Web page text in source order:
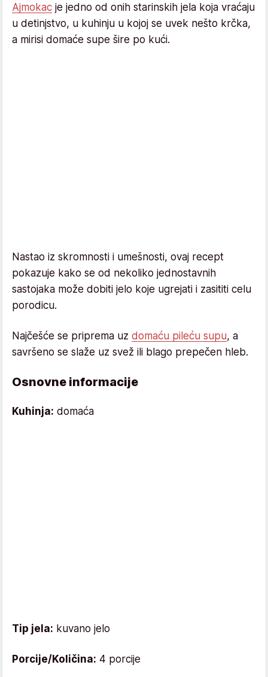
Ajmokac je jedno od onih starinskih jela koja vraćaju
u detinjstvo, u kuhinju u kojoj se uvek nešto krčka,
a mirisi domaće supe šire po kući.
Nastao iz skromnosti i umešnosti, ovaj recept
pokazuje kako se od nekoliko jednostavnih
sastojaka može dobiti jelo koje ugrejati i zasititi celu
porodicu.
Najčešće se priprema uz domaću pileću supu, a
savršeno se slaže uz svež ili blago prepečen hleb.
Osnovne informacije
Kuhinja: domaća
Tip jela: kuvano jelo
Porcije/Količina: 4 porcije